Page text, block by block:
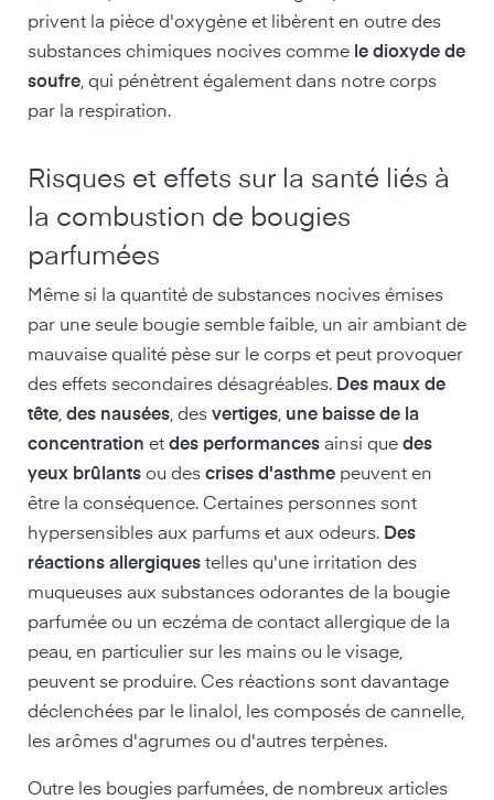
privent la pièce d'oxygène et libèrent en outre des
substances chimiques nocives comme le dioxyde de
soufre, qui pénètrent également dans notre corps
par la respiration.
Risques et effets sur la santé liés à
la combustion de bougies
parfumées
Même si la quantité de substances nocives émises
par une seule bougie semble faible, un air ambiant de
mauvaise qualité pèse sur le corps et peut provoquer
des effets secondaires désagréables. Des maux de
tête, des nausées, des vertiges, une baisse de la
concentration et des performances ainsi que des
yeux brûlants ou des crises d'asthme peuvent en
être la conséquence. Certaines personnes sont
hypersensibles aux parfums et aux odeurs. Des
réactions allergiques telles qu'une irritation des
muqueuses aux substances odorantes de la bougie
parfumée ou un eczéma de contact allergique de la
peau, en particulier sur les mains ou le visage,
peuvent se produire. Ces réactions sont davantage
déclenchées par le linalol, les composés de cannelle,
les arômes d'agrumes ou d'autres terpènes.
Outre les bougies parfumées, de nombreux articles